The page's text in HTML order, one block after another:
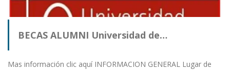
BECAS ALUMNI Universidad de…
Mas información clic aquí INFORMACION GENERAL Lugar de